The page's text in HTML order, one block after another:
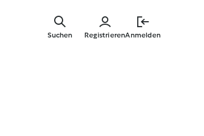
springen
RegistrierenAnmelden
Suchen